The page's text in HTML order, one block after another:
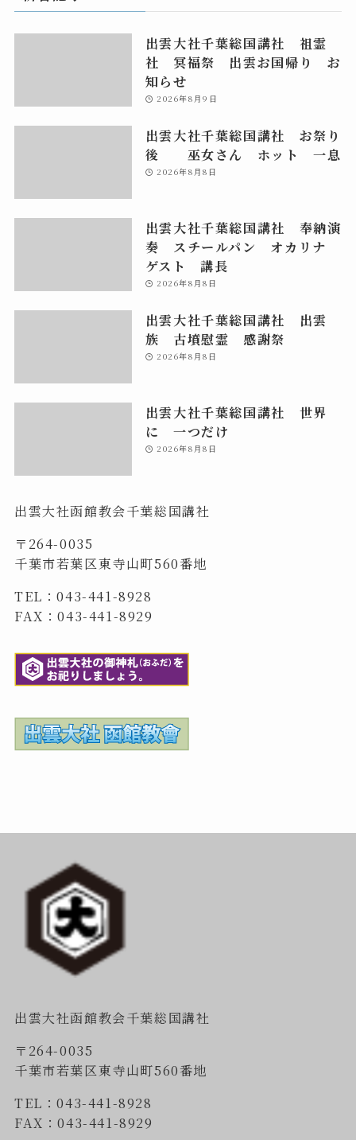
出雲大社千葉総国講社 祖霊
社 冥福祭 出雲お国帰り お
知らせ
2026年8月9日
出雲大社千葉総国講社 お祭り
後 巫女さん ホット 一息
2026年8月8日
出雲大社千葉総国講社 奉納演
奏 スチールパン オカリナ
ゲスト 講長
2026年8月8日
出雲大社千葉総国講社 出雲
族 古墳慰霊 感謝祭
2026年8月8日
出雲大社千葉総国講社 世界
に 一つだけ
2026年8月8日
出雲大社函館教会千葉総国講社
〒264-0035
千葉市若葉区東寺山町560番地
TEL：043-441-8928
FAX：043-441-8929
出雲大社函館教会千葉総国講社
〒264-0035
千葉市若葉区東寺山町560番地
TEL：043-441-8928
FAX：043-441-8929